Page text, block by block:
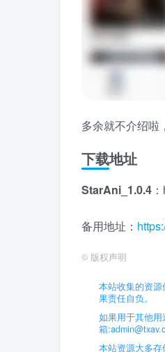
多余就不介绍啦
下载地址
StarAni_1.0.4
备用地址：
© 版权声明
本站收集的资
果责任自负。
如果用于其他
箱
本站资源大多